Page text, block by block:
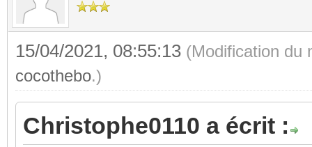
15/04/2021, 08:55:13 (Modification du
cocothebo.)
Christophe0110 a écrit :